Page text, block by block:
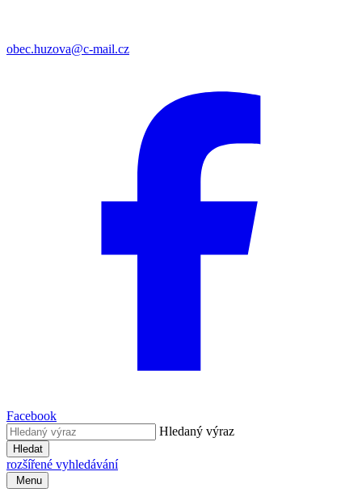
obec.huzova@c-mail.cz
Facebook
Hledaný výraz
Hledat
rozšířené vyhledávání
Menu